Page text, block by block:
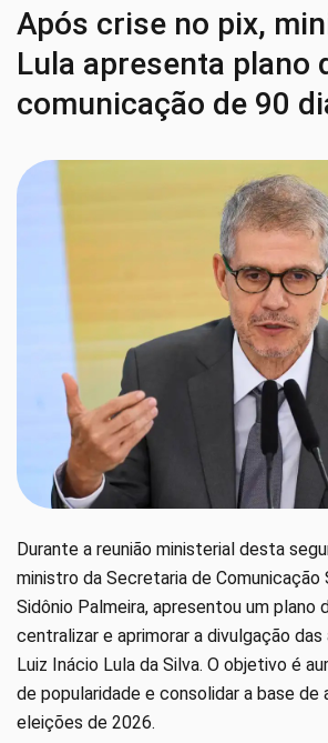
Após crise no pix,
Lula apresenta plano
comunicação de 90
Durante a reunião ministerial desta
ministro da Secretaria de Comunicação
Sidônio Palmeira, apresentou um plano
centralizar e aprimorar a divulgação
Luiz Inácio Lula da Silva. O objetivo é
de popularidade e consolidar a base de
eleições de 2026.